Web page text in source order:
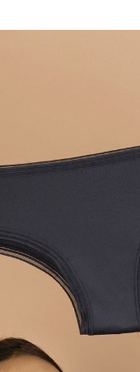
«Bonitas», el
sencillo de